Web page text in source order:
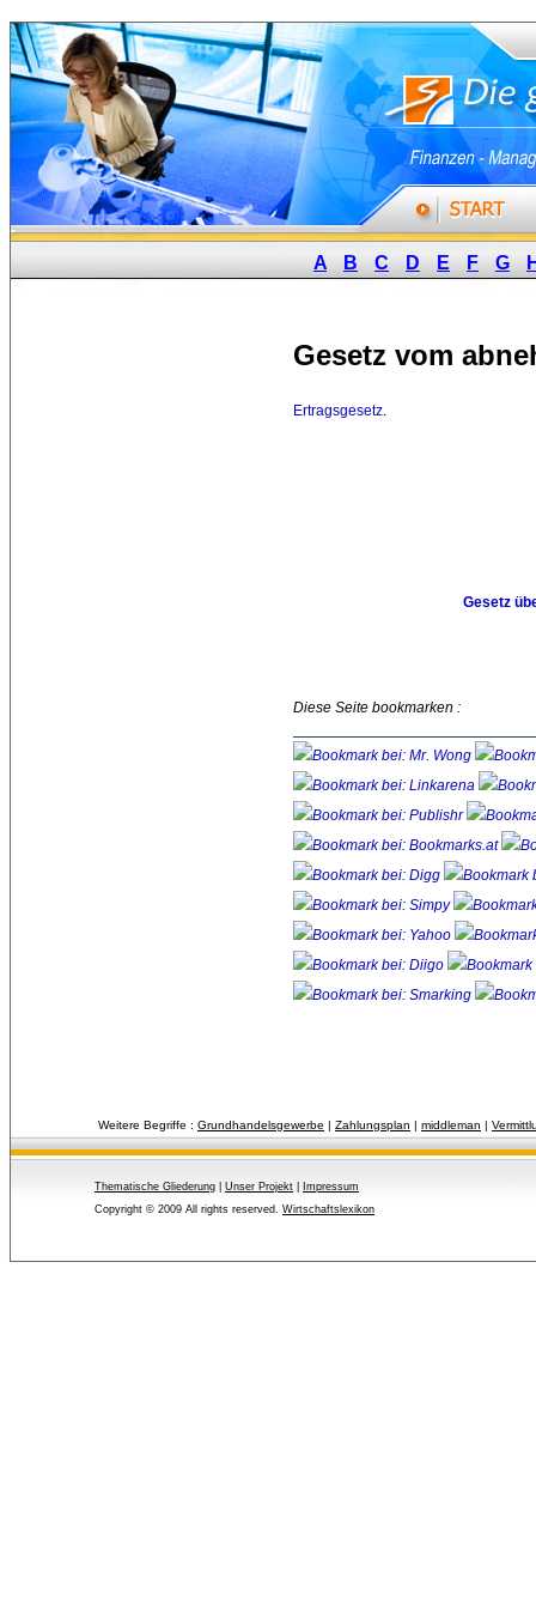
A B C D E F G
Gesetz vom
Ertragsgesetz.
Gesetz
Diese Seite bookmarken :
Weitere Begriffe : Grundhandelsgewerbe | Zahlungsplan | middleman |
Thematische Gliederung Unser Projekt
Impressum
Copyright © 2009 All rights reserved. Wirtschaftslexikon